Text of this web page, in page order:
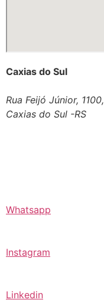
Caxias do Sul
Rua Feijó Júnior,
Caxias do Sul -RS
Whatsapp
Instagram
Linkedin